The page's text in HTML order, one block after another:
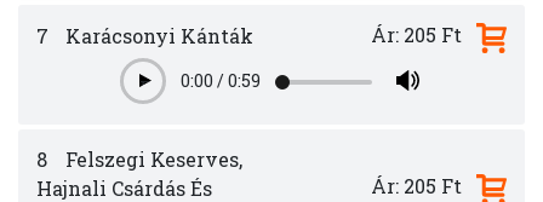
7 Karácsonyi Kánták
Play0:00 /0:59
Ár: 205 Ft
8
Felszegi Keserves,
Hajnali Csárdás És
Ár: 205 Ft